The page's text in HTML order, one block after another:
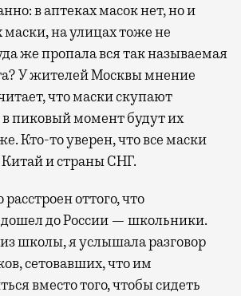
в аптеках масок нет, но и
на улицах тоже не
же пропала вся так называемая
У жителей Москвы мнение
что маски скупают
пиковый момент будут их
Кто-то уверен, что все маски
и страны СНГ.
расстроен оттого, что
дошел до России — школьники.
школы, я услышала разговор
сетовавших, что им
вместо того, чтобы сидеть